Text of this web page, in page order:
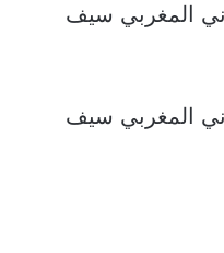
المغربي سيف
المغربي سيف